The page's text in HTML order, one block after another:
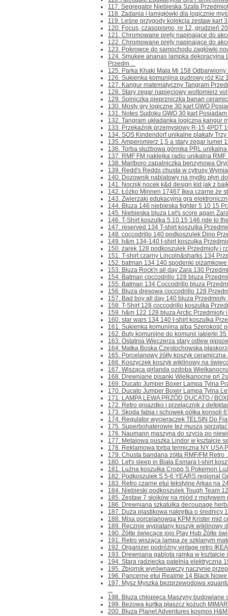
117. Segregator Niebieska Szafa
118. Zadania i łamigłówki dla logicznie
119. Leśne przygody kolekcja zestaw kart
120. Focus, czasopismo, nr 12, grudzień
121. Chromowane pręty napinające do
122. Chromowane pręty napinające do
123. Pokrowce do samochodu zagłówki
124. Smukee ananas lampka dekoracyjna
Przedm ...
125. Parka Khaki Mała Mi 158
126. Sukienka komunijna pudrowy róż Kiz
127. Kangur matematyczny Tangram
128. Stary zegar napięciowy woltomierz
129. Solniczka pieprzniczka banan
130. Mosty gry logiczne 30 kart GWO
131. Notes Sudoku GWO 30 kart
132. Tangram układanka logiczna kangur
133. Przekaźnik przemysłowy R-15 4PDT
134. SOS Kindendorf unikalne plakaty
135. Amperomierz 1,5 a stary zegar lumel
136. Torba służbowa górnika PRL
137. RMF FM naklejka radio unikalna
138. Marlboro zapalniczka benzynowa
139. Redd's Redds chusta w cytrusy
140. Dozownik nablatowy na mydło płyn
141. Nocnik nocek k&d design kid jak z
142. Łóżko Minnen 17467 Ikea czarne że
143. Zwierzaki edukacyjna gra
144. Bluza 146 niebieska fighter 5 10 15
145. Niebieska bluza Let's score again
146. T-Shirt koszulka 5.10.15 146 ride to
147. reserved 134 T-shirt koszulka
148. coccodrillo 140 podkoszulek Dino
149. h&m 134-140 t-shirt koszulka
150. żarek 128 podkoszulek Przedmioty i
151. T-shirt czarny Lincoln&sharks 134
152. batman 134 140 spodenki
153. Bluza Rock'n all day Zara 130
154. Batman coccodrillo 128 bluza
155. Batman 134 Coccodrillo bluza
156. Bluza dresowa coccodrillo 128
157. Bad boy all day 140 bluza Przedmioty
158. T-Shirt 128 coccodrillo koszulka
159. h&m 122 128 bluza Arctic Przedmioty
160. star wars 134 140 t-shirt koszulka
161. Sukienka komunijna alba Szerokość
162. Buty komunijne do komunii lakierki 35
163. Ostatnia Wieczerza stary odlew
164. Matka Boska Częstochowska
165. Porcelanowy żółty koszyk
166. Koszyczek koszyk wiklinowy na
167. Wisząca girlanda ozdoba
168. Drewniane pisanki Wielkanocne prl
169. Ducato Jumper Boxer Lampa Tylna
170. Ducato Jumper Boxer Lampa Tylna
171. LAMPA LEWA PRZÓD DUCATO /
172. Retro gniazdko i przełącznik z
173. Skoda fabia i schowek półka konsoli
174. Regulator wycieraczek TELSIN Do
175. Superbohaterowie też muszą
176. Naumann maszyna do szycia po
177. Metalowa puszka Lindor w kształcie
178. Reklamowa torba termiczna NY USA
179. Chusta bandana żółta RMF/FM Retro
180. Let's sleep in Biała Esmara t-shirt
181. Luźna koszulka Cropp S Pokemon
182. Podkoszulek S 5-6 YEARS regional
183. Retro czarne etui tekstylne Arkas na
184. Niebieski podkoszulek Tough Team
185. Zestaw 7 słoików na miód z motywem
186. Drewniana szkatułka decoupage
187. Duża plastikowa nakrętka o średnicy
188. Misa porcelanowqa KPM Krister mid
189. Ręcznie wyplatany koszyk wiklinowy
190. Żółte świecące jojo Play Hub Żółte
191. Retro wisząca lampa ze szklanym
192. Organizer podróżny vintage retro
193. Drewniana gablota ramka w
194. Stara radziecka patelnia elektryczna
195. Zbiornik wyrównawczy naczynie
196. Pancerne etui Realme 14 Black Nowe
197. Mysz Myszka bezprzewodowa
...
198. Bluza chłopięca Maszyny budowlane
199. Beżowa kurtka płaszcz kożuch
200. Bluza Planet Adventures kosmos